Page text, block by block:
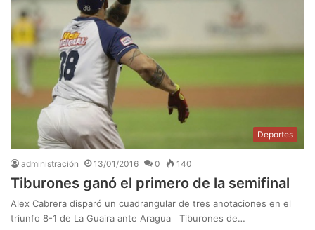
Deportes
administración 13/01/2016 0 140
Tiburones ganó el primero de la semifinal
Alex Cabrera disparó un cuadrangular de tres anotaciones en el
triunfo 8-1 de La Guaira ante Aragua Tiburones de…